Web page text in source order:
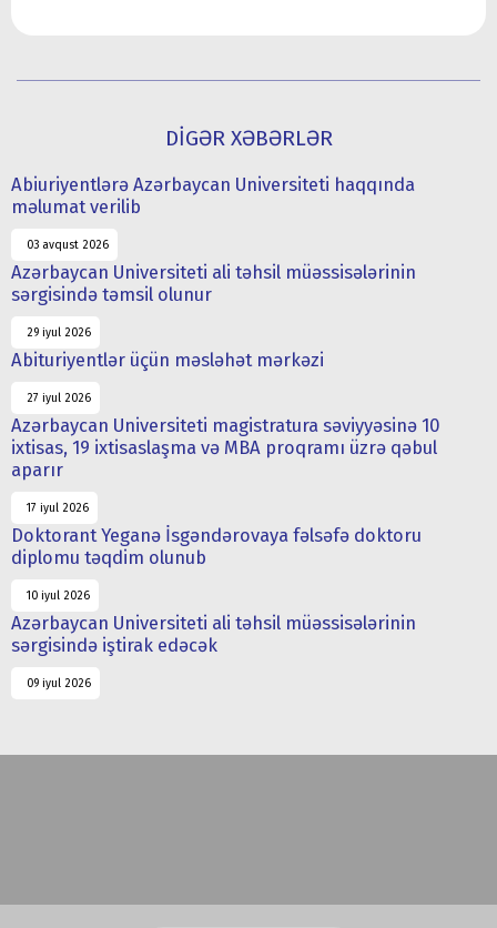
DİGƏR XƏBƏRLƏR
Abiuriyentlərə Azərbaycan Universiteti haqqında
məlumat verilib
03 avqust 2026
Azərbaycan Universiteti ali təhsil müəssisələrinin
sərgisində təmsil olunur
29 iyul 2026
Abituriyentlər üçün məsləhət mərkəzi
27 iyul 2026
Azərbaycan Universiteti magistratura səviyyəsinə 10
ixtisas, 19 ixtisaslaşma və MBA proqramı üzrə qəbul
aparır
17 iyul 2026
Doktorant Yeganə İsgəndərovaya fəlsəfə doktoru
diplomu təqdim olunub
10 iyul 2026
Azərbaycan Universiteti ali təhsil müəssisələrinin
sərgisində iştirak edəcək
09 iyul 2026